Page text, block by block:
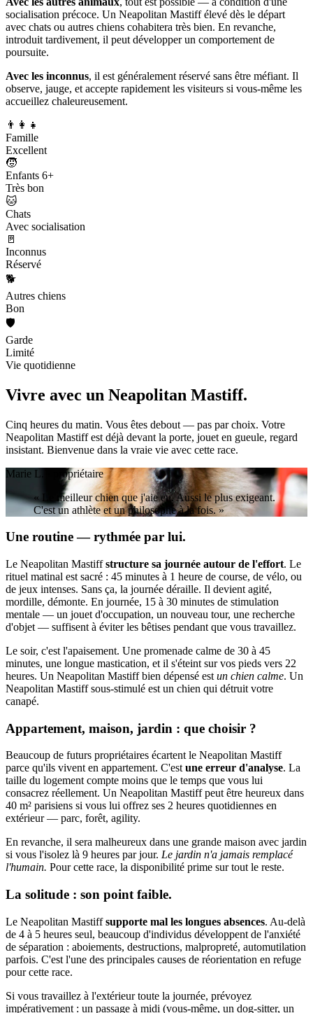
socialisation précoce. Un Neapolitan Mastiff élevé dès le départ
avec chats ou autres chiens cohabitera très bien. En revanche,
introduit tardivement, il peut développer un comportement de
poursuite.
Avec les inconnus, il est généralement réservé sans être méfiant. Il
observe, jauge, et accepte rapidement les visiteurs si vous-même les
accueillez chaleureusement.
👨‍👩‍👧
Famille
Excellent
🧒
Enfants 6+
Très bon
🐱
Chats
Avec socialisation
🚪
Inconnus
Réservé
🐕
Autres chiens
Bon
🛡️
Garde
Limité
Vie quotidienne
Vivre avec un Neapolitan Mastiff.
Cinq heures du matin. Vous êtes debout — pas par choix. Votre
Neapolitan Mastiff est déjà devant la porte, jouet en gueule, regard
insistant. Bienvenue dans la vraie vie avec cette race.
Marie L. · propriétaire
« Le meilleur chien que j'aie eu. Aussi le plus exigeant.
C'est un athlète et un philosophe à la fois. »
Une routine — rythmée par lui.
Le Neapolitan Mastiffstructure sa journée autour de l'effort. Le
rituel matinal est sacré : 45 minutes à 1 heure de course, de vélo, ou
de jeux intenses. Sans ça, la journée déraille. Il devient agité,
mordille, démonte. En journée, 15 à 30 minutes de stimulation
mentale — un jouet d'occupation, un nouveau tour, une recherche
d'objet — suffisent à éviter les bêtises pendant que vous travaillez.
Le soir, c'est l'apaisement. Une promenade calme de 30 à 45
minutes, une longue mastication, et il s'éteint sur vos pieds vers 22
heures. Un Neapolitan Mastiff bien dépensé est un chien calme. Un
Neapolitan Mastiff sous-stimulé est un chien qui détruit votre
canapé.
Appartement, maison, jardin : que choisir ?
Beaucoup de futurs propriétaires écartent le Neapolitan Mastiff
parce qu'ils vivent en appartement. C'estune erreur d'analyse. La
taille du logement compte moins que le temps que vous lui
consacrez réellement. Un Neapolitan Mastiff peut être heureux dans
40 m² parisiens si vous lui offrez ses 2 heures quotidiennes en
extérieur — parc, forêt, agility.
En revanche, il sera malheureux dans une grande maison avec jardin
si vous l'isolez là 9 heures par jour. Le jardin n'a jamais remplacé
l'humain. Pour cette race, la disponibilité prime sur tout le reste.
La solitude : son point faible.
Le Neapolitan Mastiffsupporte mal les longues absences. Au-delà
de 4 à 5 heures seul, beaucoup d'individus développent de l'anxiété
de séparation : aboiements, destructions, malpropreté, automutilation
parfois. C'est l'une des principales causes de réorientation en refuge
pour cette race.
Si vous travaillez à l'extérieur toute la journée, prévoyez
impérativement : un passage à midi (vous-même, un dog-sitter, un